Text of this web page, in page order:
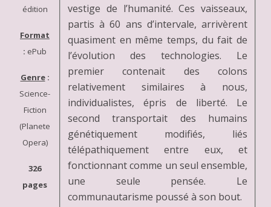
édition
Format
: ePub
Genre:
Science-
Fiction
(Planete
Opera)
326
pages
vestige de l’humanité. Ces vaisseaux,
partis à 60 ans d’intervale, arrivèrent
quasiment en même temps, du fait de
l’évolution des technologies. Le
premier contenait des colons
relativement similaires à nous,
individualistes, épris de liberté. Le
second transportait des humains
génétiquement modifiés, liés
télépathiquement entre eux, et
fonctionnant comme un seul ensemble,
une seule pensée. Le
communautarisme poussé à son bout.